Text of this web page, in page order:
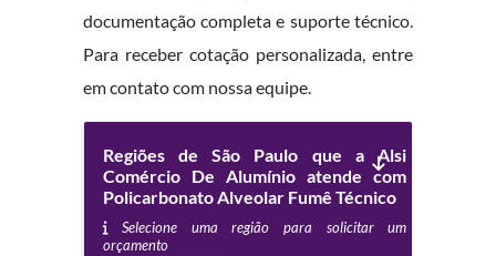
documentação completa e suporte técnico.
Para receber cotação personalizada, entre
em contato com nossa equipe.
Regiões de São Paulo que a Alsi
Comércio De Alumínio atende com
Policarbonato Alveolar Fumê Técnico
Selecione uma região para solicitar um
orçamento